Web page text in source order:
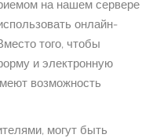
на нашем сервере
онлайн-
того, чтобы
и электронную
возможность
могут быть